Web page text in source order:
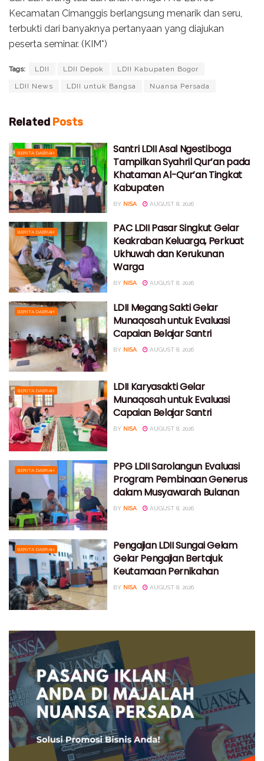
Kecamatan Cimanggis berlangsung menarik dan seru,
terbukti dari banyaknya pertanyaan yang diajukan
peserta seminar. (KIM*)
Tags: LDII LDII Depok LDII Kabupaten Bogor
LDII News LDII untuk Bangsa Nuansa Persada
Related Posts
BERITA DAERAH
Santri LDII Asal Ngestiboga
Tampilkan Syahril Qur’an pada
Khataman Al-Qur’an Tingkat
Kabupaten
BY NISA AUGUST 8, 2026
BERITA DAERAH
PAC LDII Pasar Singkut Gelar
Keakraban Keluarga, Perkuat
Ukhuwah dan Kerukunan
Warga
BY NISA AUGUST 8, 2026
BERITA DAERAH
LDII Megang Sakti Gelar
Munaqosah untuk Evaluasi
Capaian Belajar Santri
BY NISA AUGUST 8, 2026
BERITA DAERAH
LDII Karyasakti Gelar
Munaqosah untuk Evaluasi
Capaian Belajar Santri
BY NISA AUGUST 8, 2026
BERITA DAERAH
PPG LDII Sarolangun Evaluasi
Program Pembinaan Generus
dalam Musyawarah Bulanan
BY NISA AUGUST 8, 2026
BERITA DAERAH
Pengajian LDII Sungai Gelam
Gelar Pengajian Bertajuk
Keutamaan Pernikahan
BY NISA AUGUST 8, 2026